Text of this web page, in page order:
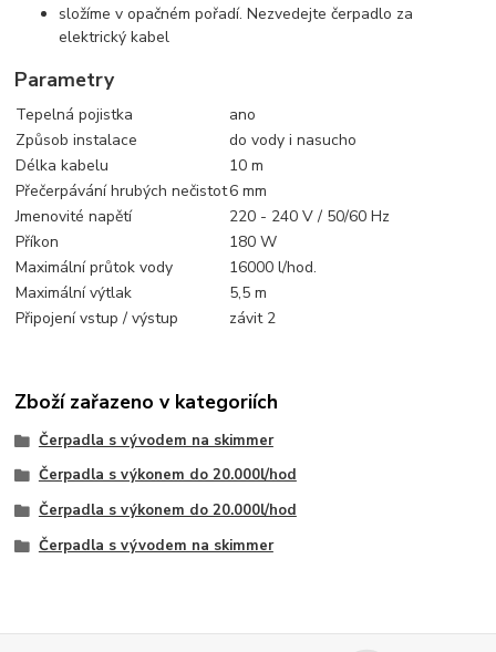
složíme v opačném pořadí. Nezvedejte čerpadlo za
elektrický kabel
Parametry
Tepelná pojistka
ano
Způsob instalace
do vody i nasucho
Délka kabelu
10 m
Přečerpávání hrubých nečistot6 mm
Jmenovité napětí
220 - 240 V / 50/60 Hz
Příkon
180 W
Maximální průtok vody
16000 l/hod.
Maximální výtlak
5,5 m
Připojení vstup / výstup
závit 2
Zboží zařazeno v kategoriích
Čerpadla s vývodem na skimmer
Čerpadla s výkonem do 20.000l/hod
Čerpadla s výkonem do 20.000l/hod
Čerpadla s vývodem na skimmer